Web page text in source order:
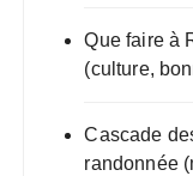
Que faire à
(culture,
Cascade
randonnée